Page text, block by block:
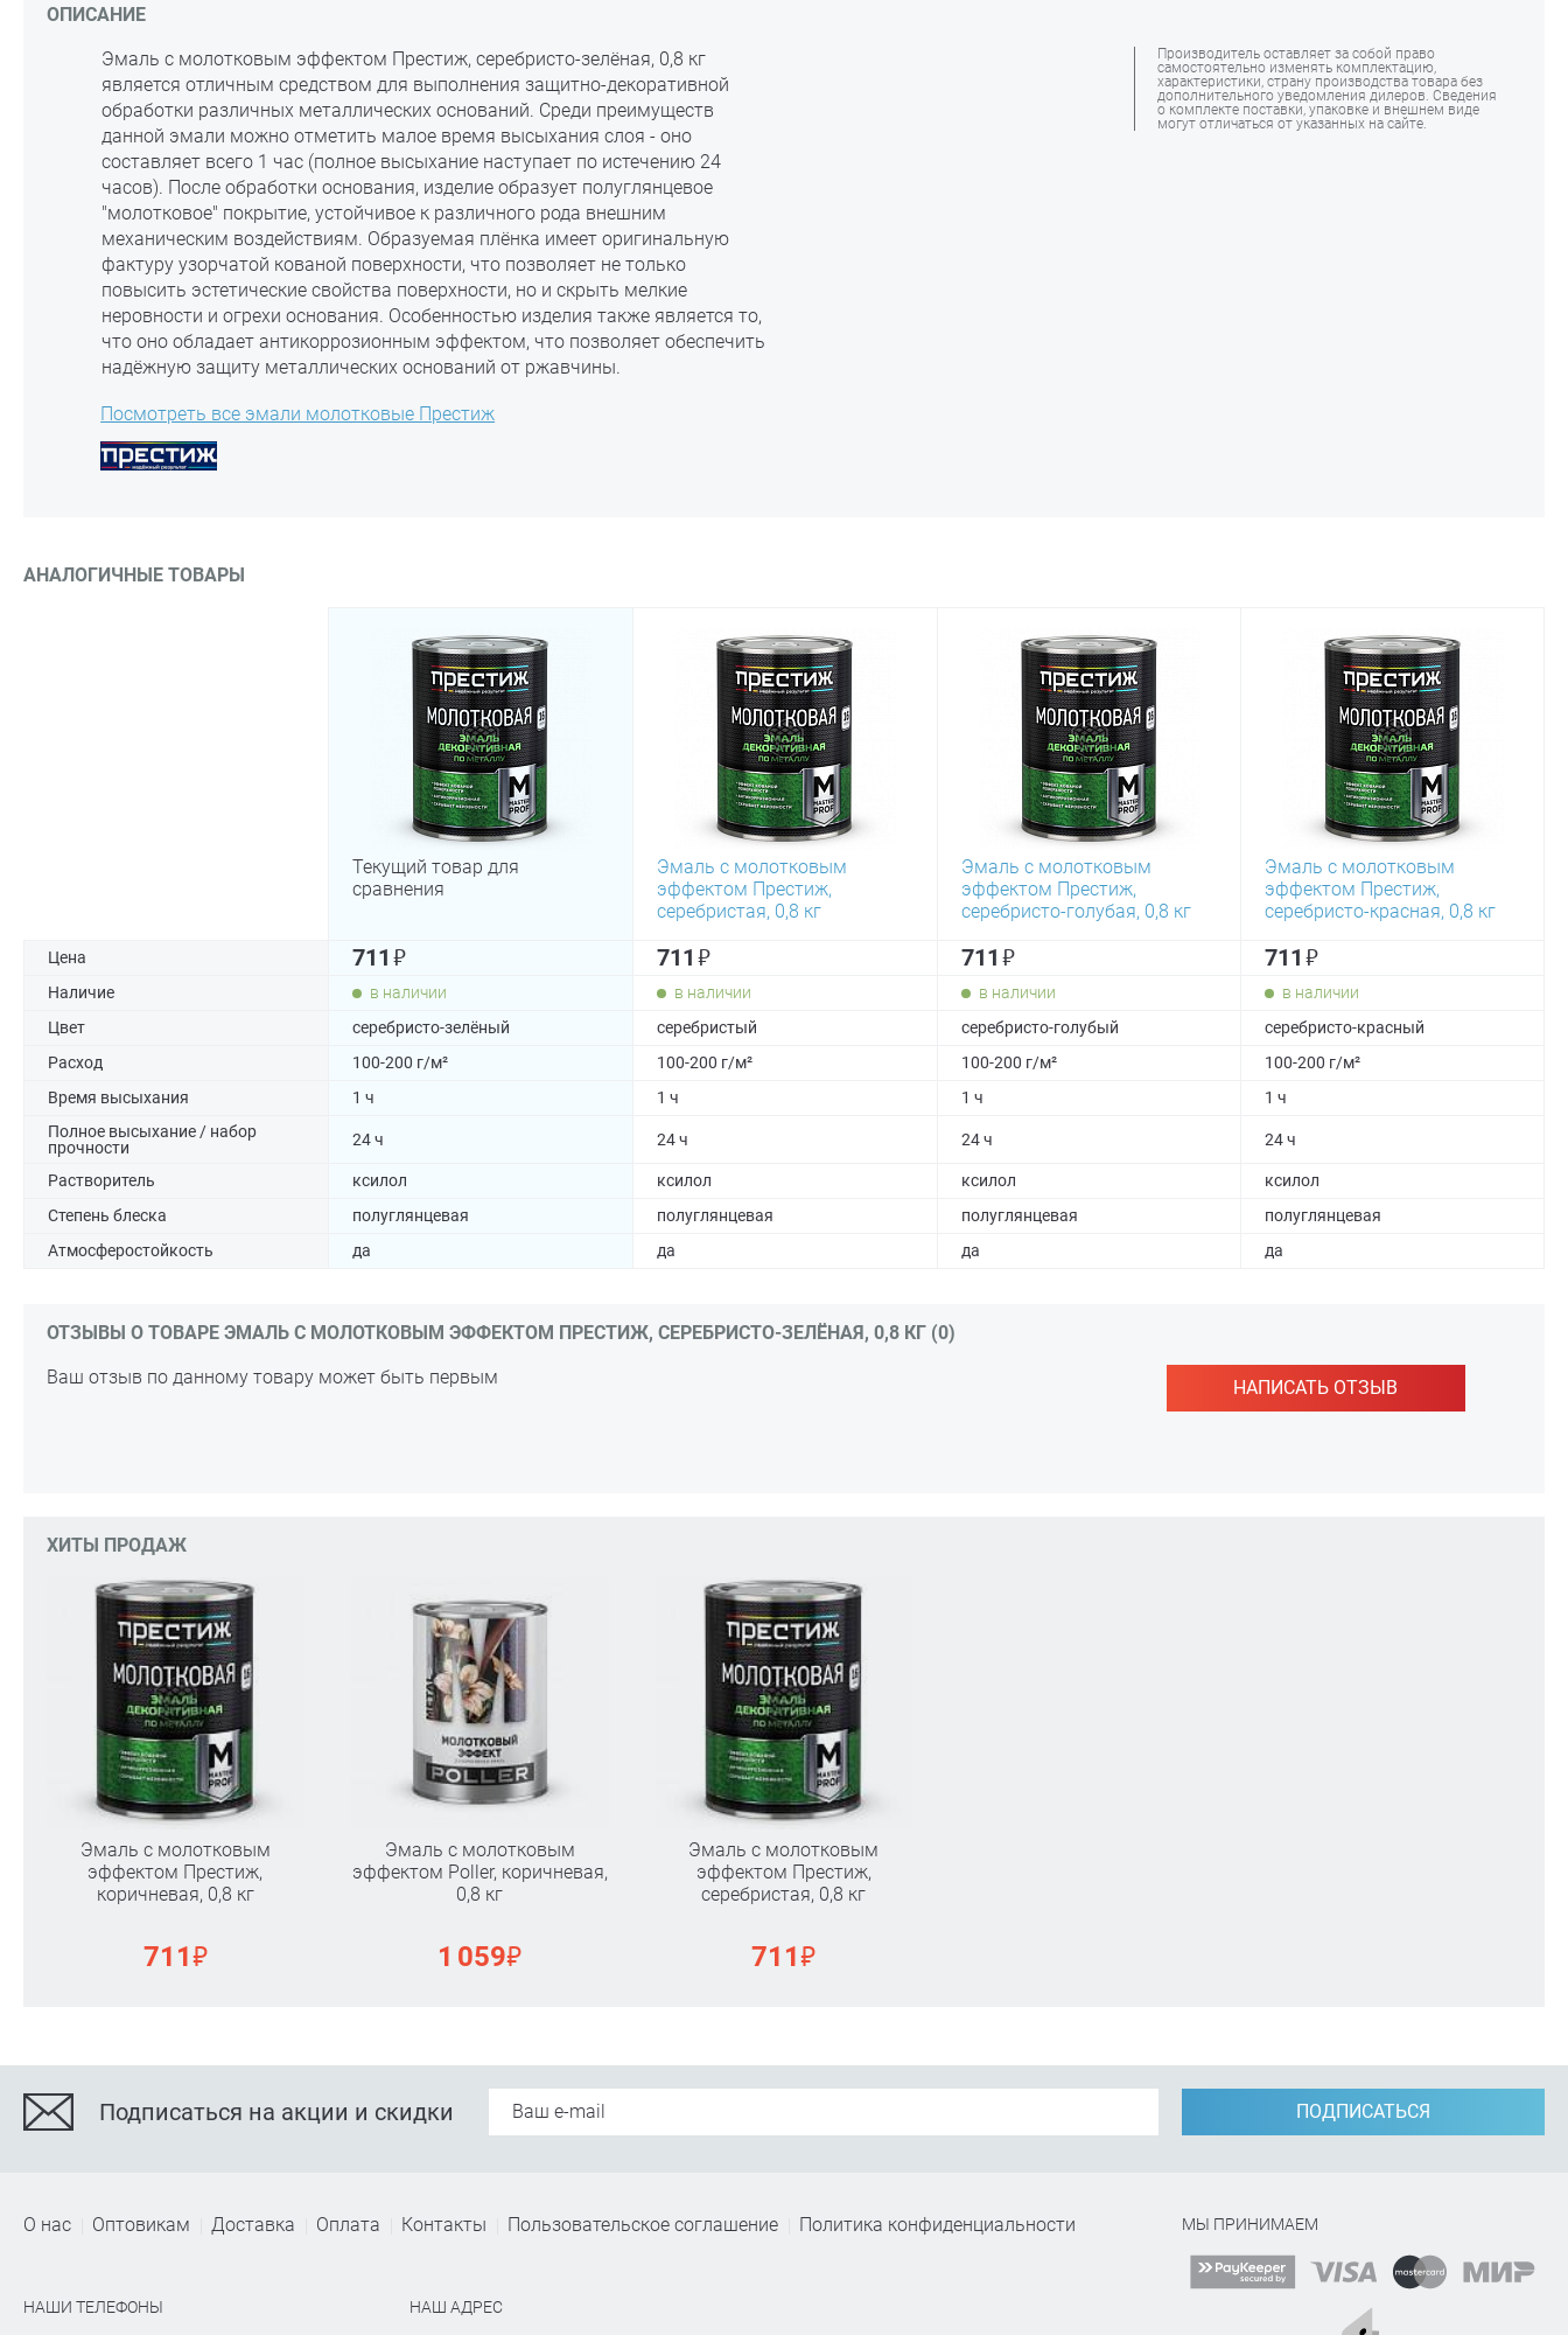
ОПИСАНИЕ
Эмаль с молотковым эффектом Престиж, серебристо-зелёная, 0,8 кг
является отличным средством для выполнения защитно-декоративной
обработки различных металлических оснований. Среди преимуществ
данной эмали можно отметить малое время высыхания слоя - оно
составляет всего 1 час (полное высыхание наступает по истечению 24
часов). После обработки основания, изделие образует полуглянцевое
"молотковое" покрытие, устойчивое к различного рода внешним
механическим воздействиям. Образуемая плёнка имеет оригинальную
фактуру узорчатой кованой поверхности, что позволяет не только
повысить эстетические свойства поверхности, но и скрыть мелкие
неровности и огрехи основания. Особенностью изделия также является то,
что оно обладает антикоррозионным эффектом, что позволяет обеспечить
надёжную защиту металлических оснований от ржавчины.
Производитель оставляет за собой право
самостоятельно изменять комплектацию,
характеристики, страну производства товара без
дополнительного уведомления дилеров. Сведения
о комплекте поставки, упаковке и внешнем виде
могут отличаться от указанных на сайте.
Посмотреть все эмали молотковые Престиж
АНАЛОГИЧНЫЕ ТОВАРЫ
Текущий товар для
сравнения
Эмаль с молотковым
эффектом Престиж,
серебристая, 0,8 кг
Эмаль с молотковым
эффектом Престиж,
серебристо-голубая, 0,8 кг
Эмаль с молотковым
эффектом Престиж,
серебристо-красная, 0,8 кг
Цена 711 ₽ 711 ₽ 711 ₽ 711 ₽
Наличие в наличии в наличии в наличии
в наличии
Цвет
серебристо-зелёный серебристый серебристо-голубый
серебристо-красный
Расход
100-200 г/м² 100-200 г/м² 100-200 г/м²
100-200 г/м²
Время высыхания
1 ч 1 ч 1 ч
1 ч
Полное высыхание / набор
прочности
24 ч 24 ч 24 ч 24 ч
Растворитель ксилол ксилол ксилол
ксилол
Степень блеска
полуглянцевая полуглянцевая полуглянцевая
полуглянцевая
Атмосферостойкость
да да да да
ОТЗЫВЫ О ТОВАРЕ ЭМАЛЬ С МОЛОТКОВЫМ ЭФФЕКТОМ ПРЕСТИЖ, СЕРЕБРИСТО-ЗЕЛЁНАЯ, 0,8 КГ (0)
НАПИСАТЬ ОТЗЫВ
Ваш отзыв по данному товару может быть первым
ХИТЫ ПРОДАЖ
Эмаль с молотковым
эффектом Престиж,
коричневая, 0,8 кг
711₽
Эмаль с молотковым
эффектом Poller, коричневая,
0,8 кг
1 059₽
Эмаль с молотковым
эффектом Престиж,
серебристая, 0,8 кг
711₽
Подписаться на акции и скидки ПОДПИСАТЬСЯ
О нас Оптовикам Доставка Оплата Контакты Пользовательское соглашение Политика конфиденциальности
НАШИ ТЕЛЕФОНЫ НАШ АДРЕС
МЫ ПРИНИМАЕМ